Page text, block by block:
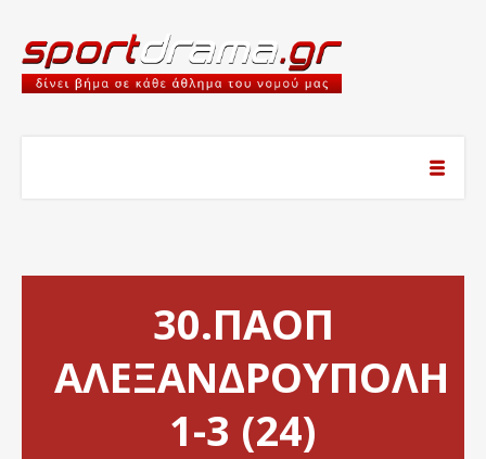
30.ΠΑΟΠ
ΑΛΕΞΑΝΔΡΟΥΠΟΛΗ
1-3 (24)